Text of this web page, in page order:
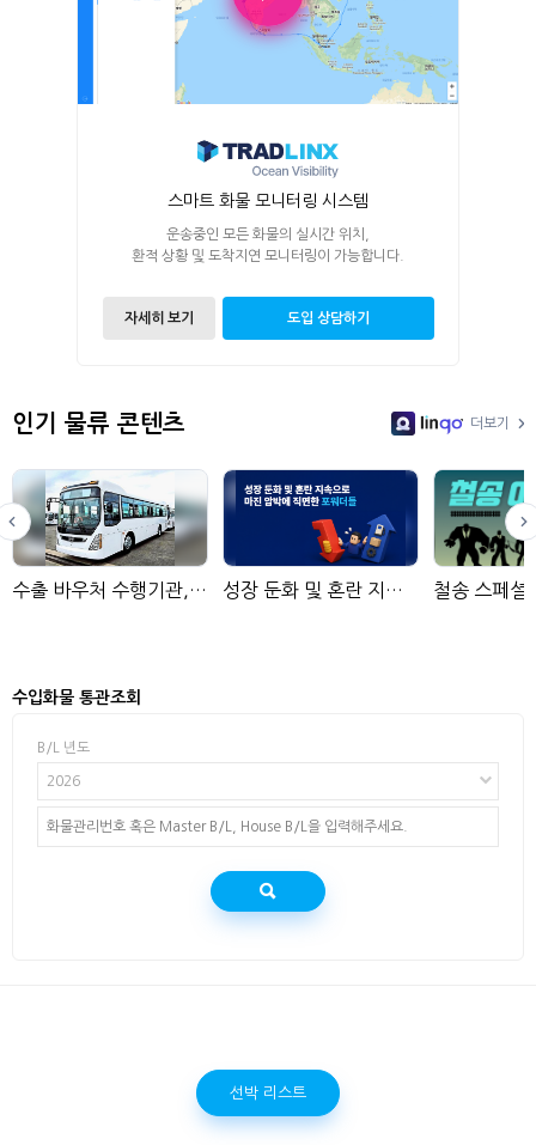
스마트 화물 모니터링 시스템
운송중인 모든 화물의 실시간 위치,
환적 상황 및 도착지연 모니터링이 가능합니다.
자세히 보기 도입 상담하기
인기 물류 콘텐츠
LinGo
더보기
수출 바우처 수행기관, 현대네비스 성장 둔화 및 혼란 지속으로 마진 압박에 직면한 포워더들
수입화물 통관조회
B/L 년도
2026
선박 리스트